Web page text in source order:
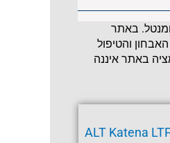
באתר
והטיפול
באתר איננה
ALT Katena